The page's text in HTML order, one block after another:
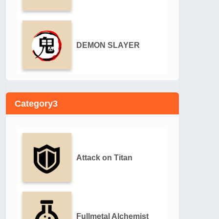
DEMON SLAYER
Category3
Attack on Titan
Fullmetal Alchemist